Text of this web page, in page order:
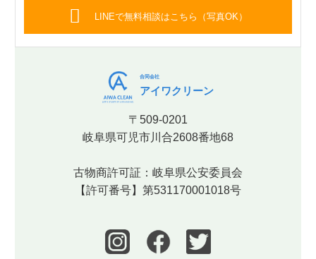
LINEで無料相談はこちら（写真OK）
合同会社
アイワクリーン
〒509-0201
岐阜県可児市川合2608番地68
古物商許可証：岐阜県公安委員会
【許可番号】第531170001018号